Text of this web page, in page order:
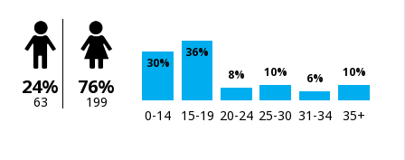
24%
63
76%
199
30%
36%
8%
10% 6% 10%
0-14 15-19 20-24 25-30 31-34 35+